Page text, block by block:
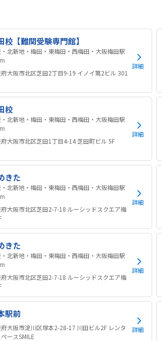
校【難関受験専門館】
北新地・梅田・東梅田・西梅田・大阪梅田駅
大阪市北区芝田2丁目9-19 イノイ第2ビル 301
詳細
校
北新地・梅田・東梅田・西梅田・大阪梅田駅
大阪市北区芝田1丁目4-14 芝田町ビル 5F
詳細
きた
北新地・梅田・東梅田・西梅田・大阪梅田駅
大阪市北区芝田2-7-18 ルーシッドスクエア梅
詳細
きた
北新地・梅田・東梅田・西梅田・大阪梅田駅
大阪市北区芝田2-7-18 ルーシッドスクエア梅
詳細
駅前
大阪市淀川区塚本2-28-17 川田ビル2F レンタ
ースSMILE
詳細